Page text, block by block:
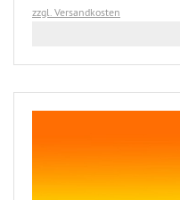
zzgl. Versandkosten